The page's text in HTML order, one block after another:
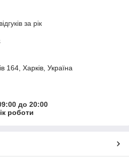
за рік
164, Харків, Україна
до 20:00
роботи